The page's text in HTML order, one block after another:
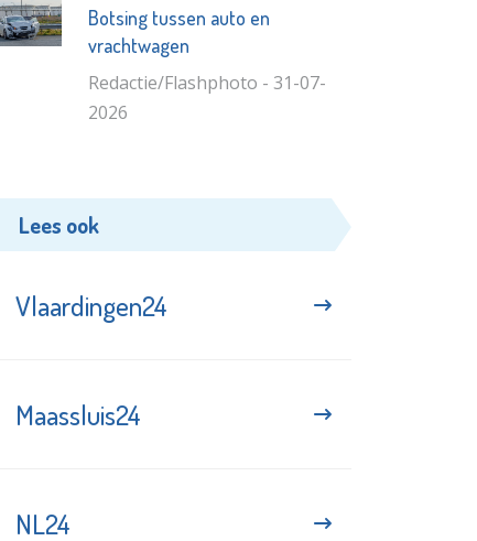
Botsing tussen auto en
vrachtwagen
Redactie/Flashphoto - 31-07-
2026
Lees ook
Vlaardingen24
Maassluis24
NL24